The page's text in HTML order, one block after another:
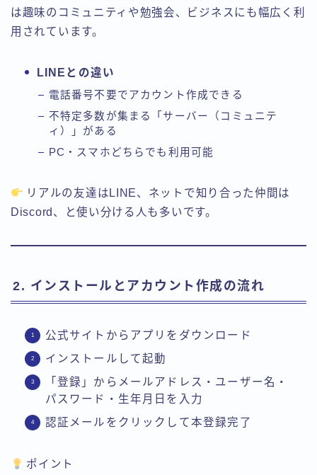
は趣味のコミュニティや勉強会、ビジネスにも幅広く利
用されています。
LINEとの違い
電話番号不要でアカウント作成できる
不特定多数が集まる「サーバー（コミュニテ
ィ）」がある
PC・スマホどちらでも利用可能
リアルの友達はLINE、ネットで知り合った仲間は
Discord、と使い分ける人も多いです。
2. インストールとアカウント作成の流れ
公式サイトからアプリをダウンロード
インストールして起動
「登録」からメールアドレス・ユーザー名・
パスワード・生年月日を入力
認証メールをクリックして本登録完了
ポイント